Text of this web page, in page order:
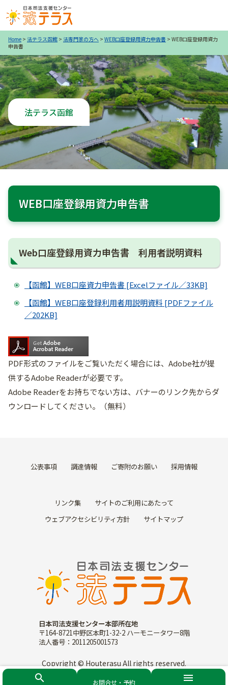
search お問合せ・予約 menu
Home > 法テラス函館 > 法専門家の方へ > WEB口座登録用資力申告書 > WEB口座登録用資力
申告書
法テラス函館
WEB口座登録用資力申告書
Web口座登録用資力申告書 利用者説明資料
【函館】WEB口座資力申告書 [Excelファイル／33KB]
【函館】WEB口座登録利用者用説明資料 [PDFファイル
／202KB]
PDF形式のファイルをご覧いただく場合には、Adobe社が提
供するAdobe Readerが必要です。
Adobe Readerをお持ちでない方は、バナーのリンク先からダ
ウンロードしてください。（無料）
公表事項 調達情報 ご寄附のお願い 採用情報
リンク集
サイトのご利用にあたって
ウェブアクセシビリティ方針
サイトマップ
日本司法支援センター本部所在地
〒164-8721中野区本町1-32-2 ハーモニータワー8階
法人番号：2011205001573
Copyright © Houterasu All rights reserved.